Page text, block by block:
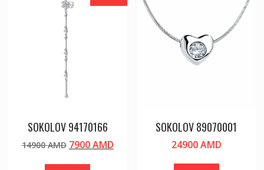
SOKOLOV 94170166
14900AMD Original
7900AMDCurrent
SOKOLOV 89070001
24900AMD